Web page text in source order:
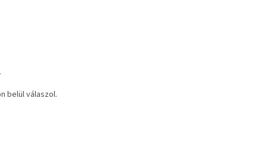
belül válaszol.